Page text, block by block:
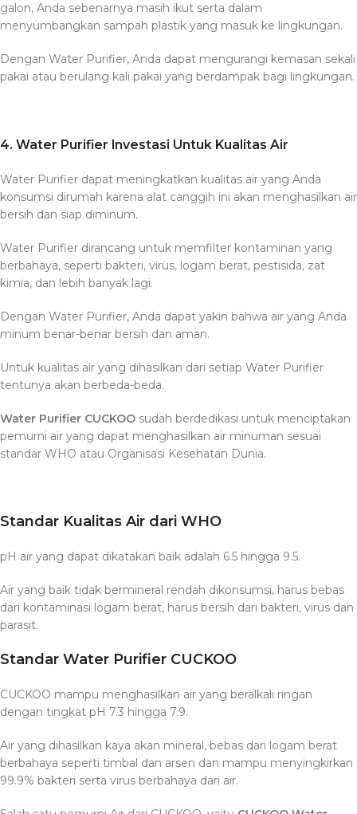
galon, Anda sebenarnya masih ikut serta dalam
menyumbangkan sampah plastik yang masuk ke lingkungan.
Dengan Water Purifier, Anda dapat mengurangi kemasan sekali
pakai atau berulang kali pakai yang berdampak bagi lingkungan.
4. Water Purifier Investasi Untuk Kualitas Air
Water Purifier dapat meningkatkan kualitas air yang Anda
konsumsi dirumah karena alat canggih ini akan menghasilkan air
bersih dan siap diminum.
Water Purifier dirancang untuk memfilter kontaminan yang
berbahaya, seperti bakteri, virus, logam berat, pestisida, zat
kimia, dan lebih banyak lagi.
Dengan Water Purifier, Anda dapat yakin bahwa air yang Anda
minum benar-benar bersih dan aman.
Untuk kualitas air yang dihasilkan dari setiap Water Purifier
tentunya akan berbeda-beda.
Water Purifier CUCKOO sudah berdedikasi untuk menciptakan
pemurni air yang dapat menghasilkan air minuman sesuai
standar WHO atau Organisasi Kesehatan Dunia.
Standar Kualitas Air dari WHO
pH air yang dapat dikatakan baik adalah 6.5 hingga 9.5.
Air yang baik tidak bermineral rendah dikonsumsi, harus bebas
dari kontaminasi logam berat, harus bersih dari bakteri, virus dan
parasit.
Standar Water Purifier CUCKOO
CUCKOO mampu menghasilkan air yang beralkali ringan
dengan tingkat pH 7.3 hingga 7.9.
Air yang dihasilkan kaya akan mineral, bebas dari logam berat
berbahaya seperti timbal dan arsen dan mampu menyingkirkan
99.9% bakteri serta virus berbahaya dari air.